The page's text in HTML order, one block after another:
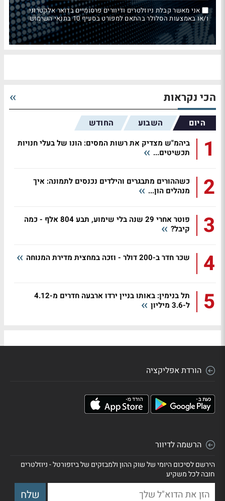
אני מאשר קבלת ניוזלטרים ודיוורים פרסומיים בדואר אלקטרוני
ו/או באמצעות הסלולר בהתאם למפורט בסעיף 10 בתנאי השימוש
הכי נקראות
היום השבוע החודש
1
ביהמ"ש מצדיק את רשות המסים: הונו של בעלי חנויות
תכשיטים...
2
כשההורים מתבגרים והילדים נכנסים לתמונה: איך
מנהלים הון...
3
פוטר אחרי 29 שנה בלי שימוע, תבע 804 אלף - כמה
קיבל?
4 שכר חדר ב-200 דולר - וזכה במחצית מדירת המנוחה
5
תל בנימין: באותו בניין ירדו ארבעה חדרים מ-4.12
ל-3.6 מיליון
הורדת אפליקציה
הרשמה לדיוור
הירשם לסיכום היומי של שוק ההון ולמבזקים של ביזפורטל - ניוזלטרים
חובה לכל משקיע